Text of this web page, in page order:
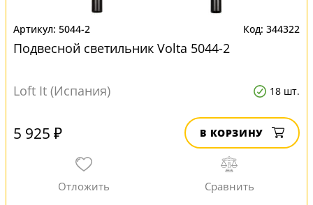
5044-2 344322
Подвесной светильник Volta 5044-2
Loft It (Испания) 18 шт.
5 925 ₽ В КОРЗИНУ